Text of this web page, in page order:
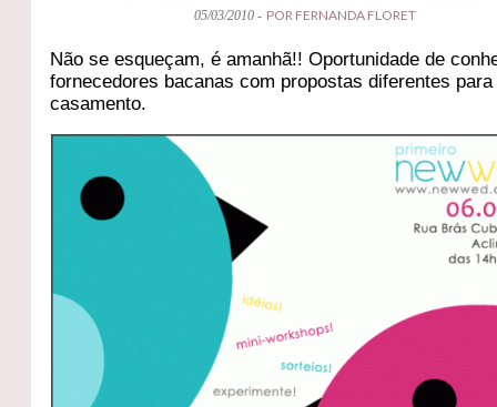
05/03/2010 - POR FERNANDA FLORET
Não se esqueçam, é amanhã!! Oportunidade de
fornecedores bacanas com propostas diferentes
casamento.